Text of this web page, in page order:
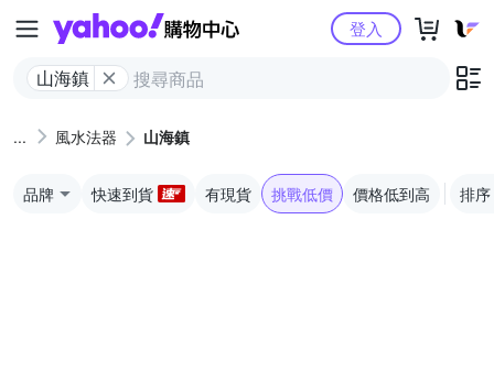
Yahoo購物中心
山海鎮
登入
風水法器 山海鎮
品牌 快速到貨 有現貨 挑戰低價 價格低到高 排序